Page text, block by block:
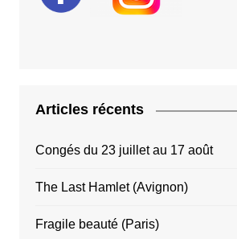
Articles récents
Congés du 23 juillet au 17 août
The Last Hamlet (Avignon)
Fragile beauté (Paris)